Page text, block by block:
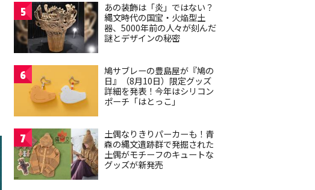
5
あの装飾は「炎」ではない？
縄文時代の国宝・火焔型土
器、5000年前の人々が刻んだ
謎とデザインの秘密
6
鳩サブレーの豊島屋が『鳩の
日』（8月10日）限定グッズ
詳細を発表！今年はシリコン
ポーチ「はとっこ」
7
土偶なりきりパーカーも！青
森の縄文遺跡群で発掘された
土偶がモチーフのキュートな
グッズが新発売